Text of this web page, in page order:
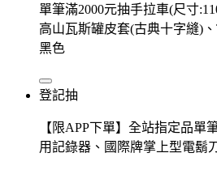
單筆滿2000元抽手拉車(尺寸
高山瓦斯罐皮套(古典十字縫)
黑色
登記抽
【限APP下單】全站指定品單
用記錄器、國際牌掌上型電鬍